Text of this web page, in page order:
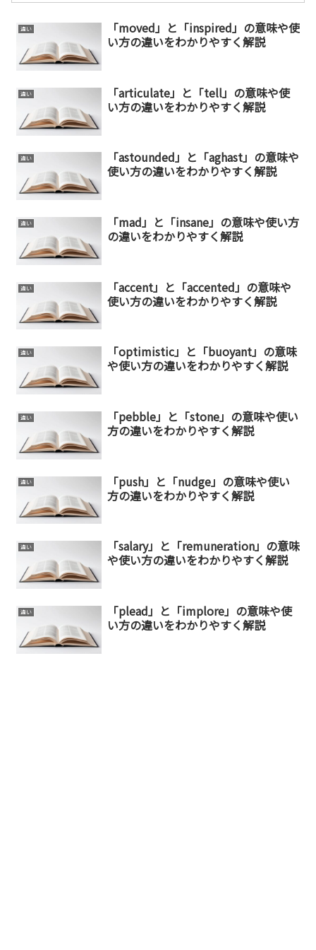
違い
「moved」と「inspired」の意味や使
い方の違いをわかりやすく解説
違い
「articulate」と「tell」の意味や使
い方の違いをわかりやすく解説
違い
「astounded」と「aghast」の意味や
使い方の違いをわかりやすく解説
違い
「mad」と「insane」の意味や使い方
の違いをわかりやすく解説
違い
「accent」と「accented」の意味や
使い方の違いをわかりやすく解説
違い
「optimistic」と「buoyant」の意味
や使い方の違いをわかりやすく解説
違い
「pebble」と「stone」の意味や使い
方の違いをわかりやすく解説
違い
「push」と「nudge」の意味や使い
方の違いをわかりやすく解説
違い
「salary」と「remuneration」の意味
や使い方の違いをわかりやすく解説
違い
「plead」と「implore」の意味や使
い方の違いをわかりやすく解説